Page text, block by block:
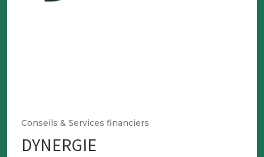
Conseils & Services financiers
DYNERGIE